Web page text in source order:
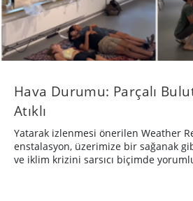
Hava Durumu: Parçalı
Atıklı
Yatarak izlenmesi önerilen Weather
enstalasyon, üzerimize bir sağanak
ve iklim krizini sarsıcı biçimde